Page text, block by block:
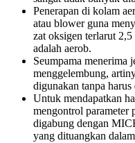
Penerapan di kolam
atau blower guna
zat oksigen terlarut
adalah aerob.
Seumpama
menggelembung,
digunakan tanpa
Untuk mendapatkan
mengontrol parameter
digabung dengan
yang dituangkan